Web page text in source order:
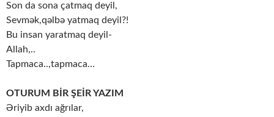
Son da sona çatmaq deyil,
Sevmək,qəlbə yatmaq deyil?!
Bu insan yaratmaq deyil-
Allah,..
Tapmaca..,tapmaca…
OTURUM BİR ŞEİR YAZIM
Əriyib axdı ağrılar,